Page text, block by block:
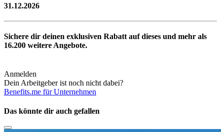
31.12.2026
Sichere dir deinen exklusiven Rabatt auf dieses und mehr als
16.200 weitere Angebote.
Anmelden
Dein Arbeitgeber ist noch nicht dabei?
Benefits.me für Unternehmen
Das könnte dir auch gefallen